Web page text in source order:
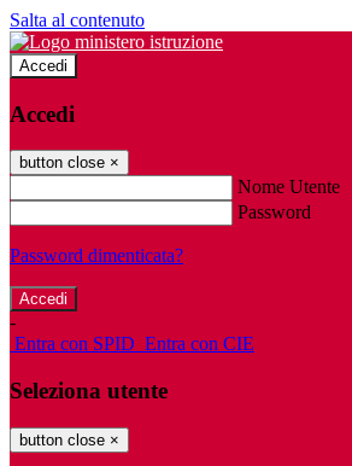
Salta al contenuto
Accedi
Accedi
button close ×
Nome Utente
Password
Password dimenticata?
-
Entra con SPID Entra con CIE
Seleziona utente
button close ×